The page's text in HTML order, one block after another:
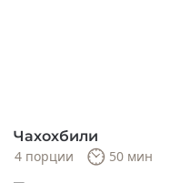
Чахохбили
4 порции
50 мин